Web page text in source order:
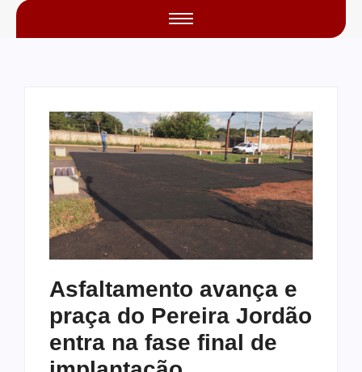
Asfaltamento avança e
praça do Pereira Jordão
entra na fase final de